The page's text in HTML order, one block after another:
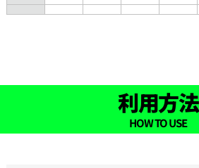
利用方法
HOW TO USE